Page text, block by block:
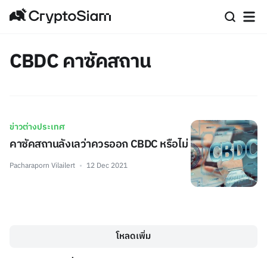
CBDC คาซัคสถาน
ข่าวต่างประเทศ
คาซัคสถานลังเลว่าควรออก CBDC หรือไม่
Pacharaporn Vilailert 12 Dec 2021
โหลดเพิ่ม